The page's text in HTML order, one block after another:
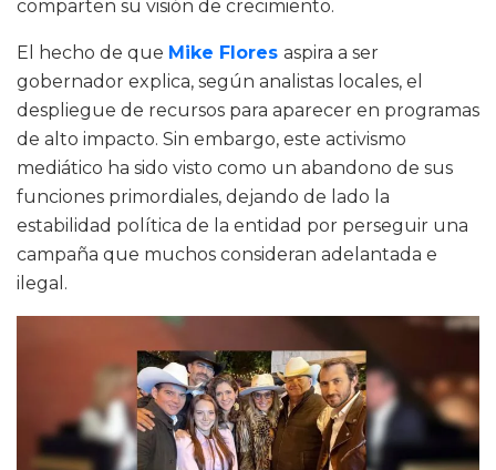
comparten su visión de crecimiento.
El hecho de que Mike Flores aspira a ser
gobernador explica, según analistas locales, el
despliegue de recursos para aparecer en programas
de alto impacto. Sin embargo, este activismo
mediático ha sido visto como un abandono de sus
funciones primordiales, dejando de lado la
estabilidad política de la entidad por perseguir una
campaña que muchos consideran adelantada e
ilegal.